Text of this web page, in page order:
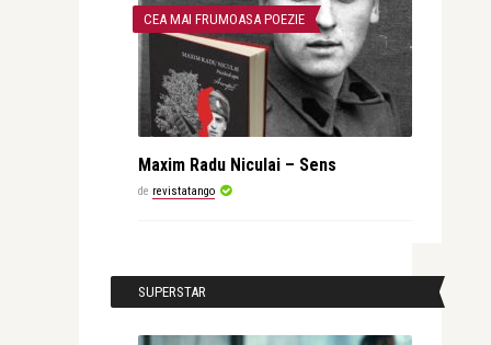
CEA MAI FRUMOASA POEZIE
Maxim Radu Niculai – Sens
de revistatango
SUPERSTAR